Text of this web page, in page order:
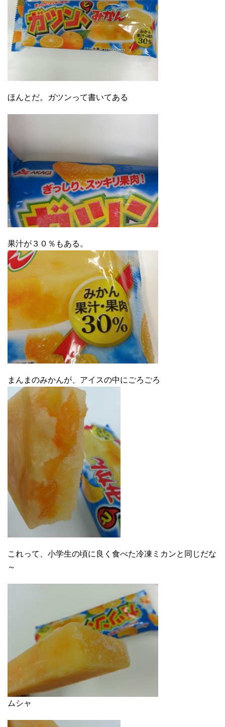
ほんとだ。ガツンって書いてある
果汁が３０％もある。
まんまのみかんが、アイスの中にごろごろ
これって、小学生の頃に良く食べた冷凍ミカンと同じだな
～
ムシャ